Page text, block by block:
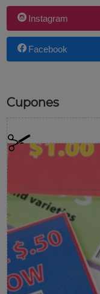
Instagram
Facebook
Cupones